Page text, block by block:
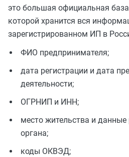
это большая официальная
которой хранится вся
зарегистрированном ИП в
ФИО предпринимателя;
дата регистрации и дата
деятельности;
ОГРНИП и ИНН;
место жительства и
органа;
коды ОКВЭД;